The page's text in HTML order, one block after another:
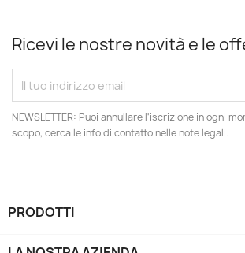
Ricevi le nostre novità e le
NEWSLETTER: Puoi annullare l'iscrizione in ogni
scopo, cerca le info di contatto nelle note legali.
PRODOTTI